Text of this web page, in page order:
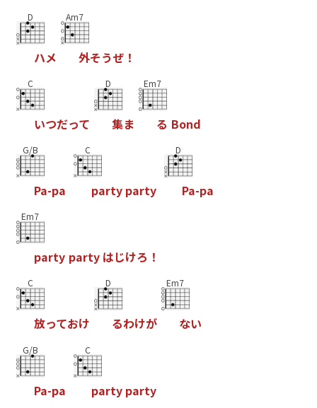
D
ハメ
Am7
外そうぜ！
C
いつだって
D
集ま
Em7
る Bond
G/B
Pa-pa
C
party party
D
Pa-pa
Em7
party party はじけろ ！
C
放っておけ
D
るわけが
Em7
ない
G/B
Pa-pa
C
party party